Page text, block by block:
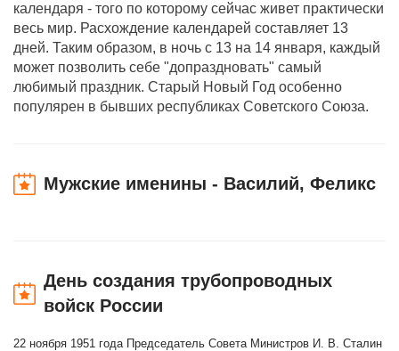
календаря - того по которому сейчас живет практически
весь мир. Расхождение календарей составляет 13
дней. Таким образом, в ночь с 13 на 14 января, каждый
может позволить себе "допраздновать" самый
любимый праздник. Старый Новый Год особенно
популярен в бывших республиках Советского Союза.
Мужские именины - Василий, Феликс
День создания трубопроводных
войск России
22 ноября 1951 года Председатель Совета Министров И. В. Сталин